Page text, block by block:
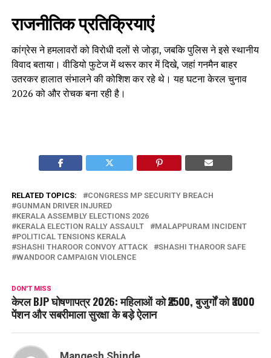
राजनीतिक प्रतिक्रियाएं
कांग्रेस ने हमलावरों को विरोधी दलों से जोड़ा, जबकि पुलिस ने इसे स्थानीय
विवाद बताया। वीडियो फुटेज में थरूर कार में दिखे, जहां गनमैन बाहर
उतरकर हालात संभालने की कोशिश कर रहे थे। यह घटना केरल चुनाव
2026 को और रोचक बना रही है।
RELATED TOPICS:
CONGRESS MP SECURITY BREACH
GUNMAN DRIVER INJURED
KERALA ASSEMBLY ELECTIONS 2026
KERALA ELECTION RALLY ASSAULT
MALAPPURAM INCIDENT
POLITICAL TENSIONS KERALA
SHASHI THAROOR CONVOY ATTACK
SHASHI THAROOR SAFE
WANDOOR CAMPAIGN VIOLENCE
DON'T MISS
केरल BJP घोषणापत्र 2026: महिलाओं को ₹2500, बुजुर्गों को ₹3000
पेंशन और सबरीमाला सुरक्षा के बड़े ऐलान